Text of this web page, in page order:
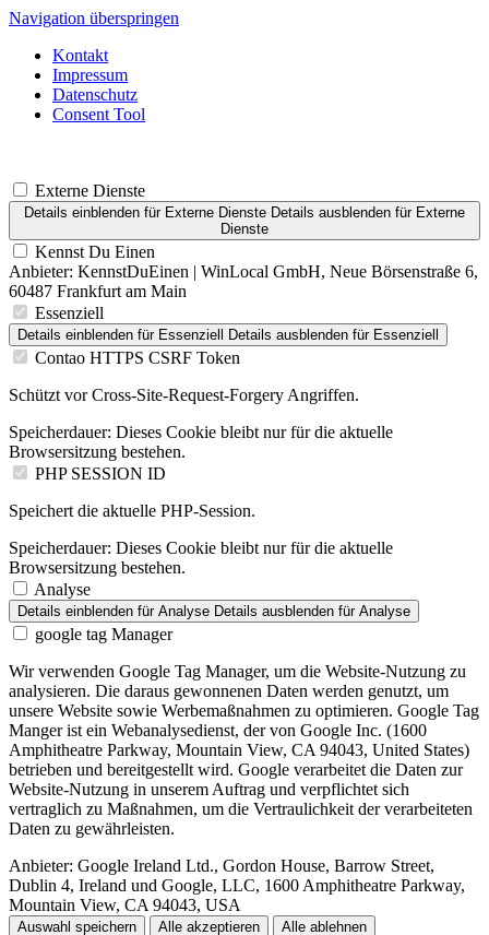
Navigation überspringen
Kontakt
Impressum
Datenschutz
Consent Tool
Externe Dienste
Details einblenden für Externe Dienste Details ausblenden für Externe
Dienste
Kennst Du Einen
Anbieter: KennstDuEinen | WinLocal GmbH, Neue Börsenstraße 6,
60487 Frankfurt am Main
Essenziell
Details einblenden für Essenziell Details ausblenden für Essenziell
Contao HTTPS CSRF Token
Schützt vor Cross-Site-Request-Forgery Angriffen.
Speicherdauer: Dieses Cookie bleibt nur für die aktuelle
Browsersitzung bestehen.
PHP SESSION ID
Speichert die aktuelle PHP-Session.
Speicherdauer: Dieses Cookie bleibt nur für die aktuelle
Browsersitzung bestehen.
Analyse
Details einblenden für Analyse Details ausblenden für Analyse
google tag Manager
Wir verwenden Google Tag Manager, um die Website-Nutzung zu
analysieren. Die daraus gewonnenen Daten werden genutzt, um
unsere Website sowie Werbemaßnahmen zu optimieren. Google Tag
Manger ist ein Webanalysedienst, der von Google Inc. (1600
Amphitheatre Parkway, Mountain View, CA 94043, United States)
betrieben und bereitgestellt wird. Google verarbeitet die Daten zur
Website-Nutzung in unserem Auftrag und verpflichtet sich
vertraglich zu Maßnahmen, um die Vertraulichkeit der verarbeiteten
Daten zu gewährleisten.
Anbieter: Google Ireland Ltd., Gordon House, Barrow Street,
Dublin 4, Ireland und Google, LLC, 1600 Amphitheatre Parkway,
Mountain View, CA 94043, USA
Auswahl speichern Alle akzeptieren Alle ablehnen